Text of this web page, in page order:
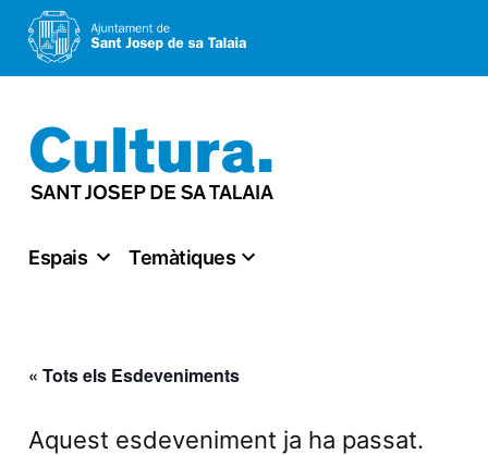
al
contingut
Espais Temàtiques
« Tots els Esdeveniments
Aquest esdeveniment ja ha passat.